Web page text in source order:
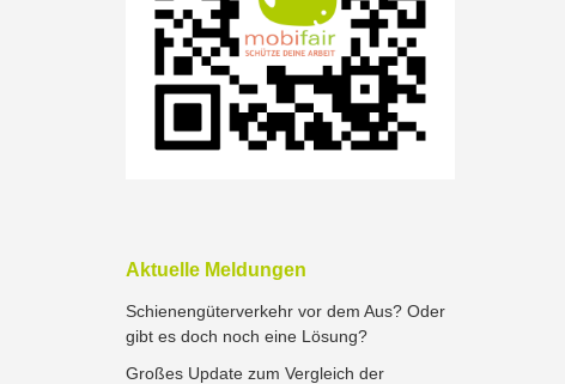
Aktuelle Meldungen
Schienengüterverkehr vor dem Aus? Oder
gibt es doch noch eine Lösung?
Großes Update zum Vergleich der